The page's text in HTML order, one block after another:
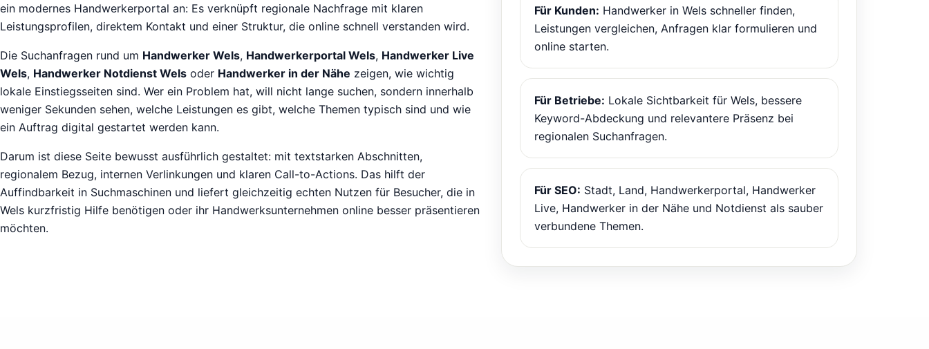
ein modernes Handwerkerportal an: Es verknüpft regionale Nachfrage mit klaren
Leistungsprofilen, direktem Kontakt und einer Struktur, die online schnell verstanden wird.
Die Suchanfragen rund um Handwerker Wels, Handwerkerportal Wels, Handwerker Live
Wels, Handwerker Notdienst Wels oder Handwerker in der Nähe zeigen, wie wichtig
lokale Einstiegsseiten sind. Wer ein Problem hat, will nicht lange suchen, sondern innerhalb
weniger Sekunden sehen, welche Leistungen es gibt, welche Themen typisch sind und wie
ein Auftrag digital gestartet werden kann.
Darum ist diese Seite bewusst ausführlich gestaltet: mit textstarken Abschnitten,
regionalem Bezug, internen Verlinkungen und klaren Call-to-Actions. Das hilft der
Auffindbarkeit in Suchmaschinen und liefert gleichzeitig echten Nutzen für Besucher, die in
Wels kurzfristig Hilfe benötigen oder ihr Handwerksunternehmen online besser präsentieren
möchten.
Für Kunden: Handwerker in Wels schneller finden,
Leistungen vergleichen, Anfragen klar formulieren und
online starten.
Für Betriebe: Lokale Sichtbarkeit für Wels, bessere
Keyword-Abdeckung und relevantere Präsenz bei
regionalen Suchanfragen.
Für SEO: Stadt, Land, Handwerkerportal, Handwerker
Live, Handwerker in der Nähe und Notdienst als sauber
verbundene Themen.